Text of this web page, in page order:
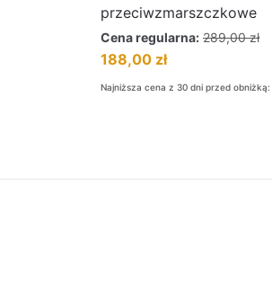
przeciwzmarszczkowe
Cena regularna: 289,00zł
188,00 zł
Najniższa cena z 30 dni przed obniżką: